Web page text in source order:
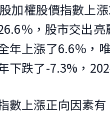
加權股價指數上
％，股市交出
年上漲了6.6％，
下跌了-7.3%，
數上漲正向因素